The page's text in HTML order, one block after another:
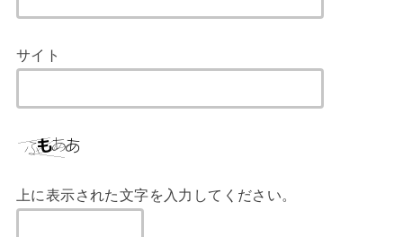
サイト
上に表示された文字を入力してください。